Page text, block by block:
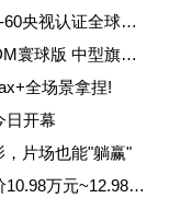
央视“第一发布”车企首秀 长安马自达EZ-60央视认证全球好车
综合补贴价最低12.99万起 星途瑶光C-DM寰球版 中型旗舰电混SUV震撼上市
全场景拿捏!
日开幕
片场也能"躺赢"
比亚迪全新家用轿跑!海豹06EV上市售价10.98万元~12.98万元